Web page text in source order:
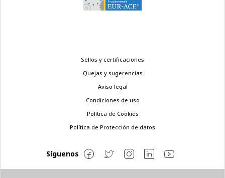
Sellos y certificaciones
Quejas y sugerencias
Aviso legal
Condiciones de uso
Política de Cookies
Política de Protección de datos
Síguenos